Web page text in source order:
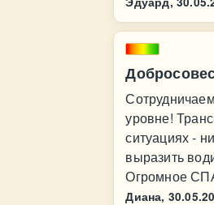
уровне!
ситуациях -
выразить
Огромное
Диана,